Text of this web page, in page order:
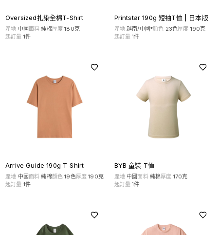
Oversized扎染全棉T-Shirt
產地 中國面料 純棉厚度 180克
起訂量 1件
Printstar 190g 短袖T恤 | 日本版
產地 越南/中國*顏色 23色厚度 190克
起訂量 1件
Arrive Guide 190g T-Shirt
產地 中國面料 純棉顏色 19色厚度 190克
起訂量 1件
BYB 童裝 T恤
產地 中國面料 純棉厚度 170克
起訂量 1件